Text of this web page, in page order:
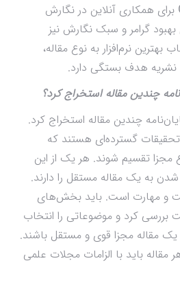
برای همکاری آنلاین در نگارش
بهبود گرامر و سبک نگارش نیز
بهترین نرم‌افزار به نوع مقاله،
نشریه هدف بستگی دارد.
چندین مقاله استخراج کرد؟
چندین مقاله استخراج کرد.
تحقیقات گسترده‌ای هستند که
مجزا تقسیم شوند. هر یک از این
به یک مقاله مستقل را دارند.
دقت و مهارت است. باید بخش‌های
بررسی کرد و موضوعاتی را انتخاب
یک مقاله مجزا قوی و مستقل باشند.
باید با الزامات مجلات علمی